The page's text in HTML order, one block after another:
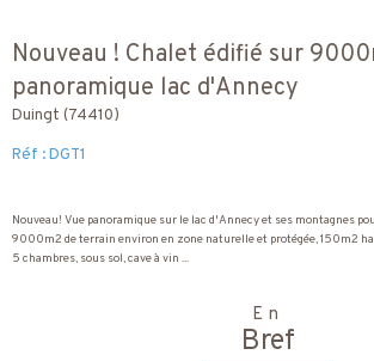
Nouveau ! Chalet édifié sur
panoramique lac d'Annecy
Duingt (74410)
Réf : DGT1
Nouveau! Vue panoramique sur le lac d'Annecy et ses montagnes
9000m2 de terrain environ en zone naturelle et protégée, 150m2
5 chambres, sous sol, cave à vin ...
En
Bref